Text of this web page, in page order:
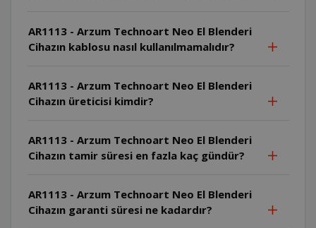
AR1113 - Arzum Technoart Neo El Blenderi
Cihazın kablosu nasıl kullanılmamalıdır?
AR1113 - Arzum Technoart Neo El Blenderi
Cihazın üreticisi kimdir?
AR1113 - Arzum Technoart Neo El Blenderi
Cihazın tamir süresi en fazla kaç gündür?
AR1113 - Arzum Technoart Neo El Blenderi
Cihazın garanti süresi ne kadardır?